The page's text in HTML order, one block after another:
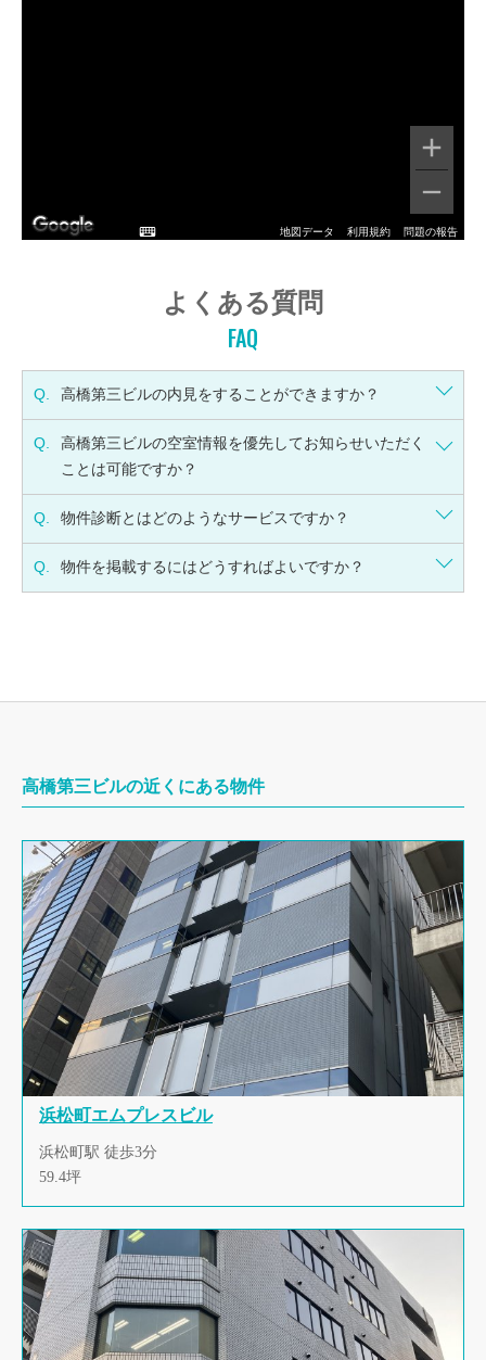
地図データ 利用規約 問題の報告
よくある質問
FAQ
Q. 高橋第三ビルの内見をすることができますか？
Q.
高橋第三ビルの空室情報を優先してお知らせいただく
ことは可能ですか？
Q. 物件診断とはどのようなサービスですか？
Q. 物件を掲載するにはどうすればよいですか？
高橋第三ビルの近くにある物件
浜松町エムプレスビル
浜松町駅 徒歩3分
59.4坪